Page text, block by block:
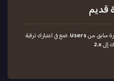
قديم
سابق منUsers. ضع في اعتبارك ترقية
إلى2.x